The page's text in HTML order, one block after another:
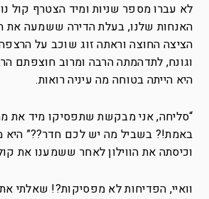
לא עברו מספר שניות ומיד הצטרף קול
האנחות שלנו, בעלת הדירה ששמעה את
הציצה החוצה וראתה זוג שוכב על
וגונח, לתדהמתה הרבה ומרוב חוצפתם
היא הייתה בטוחה מה עיניה רואות.
“סליחה, אני מבקשת שתפסיקו מיד את
באמת!? בשביל מה יש לכם חדר??” היא
וכיסתה את הווילון לאחר ששמענו את
וואיי, הפדיחות לא מפסיקות?! שאלתי